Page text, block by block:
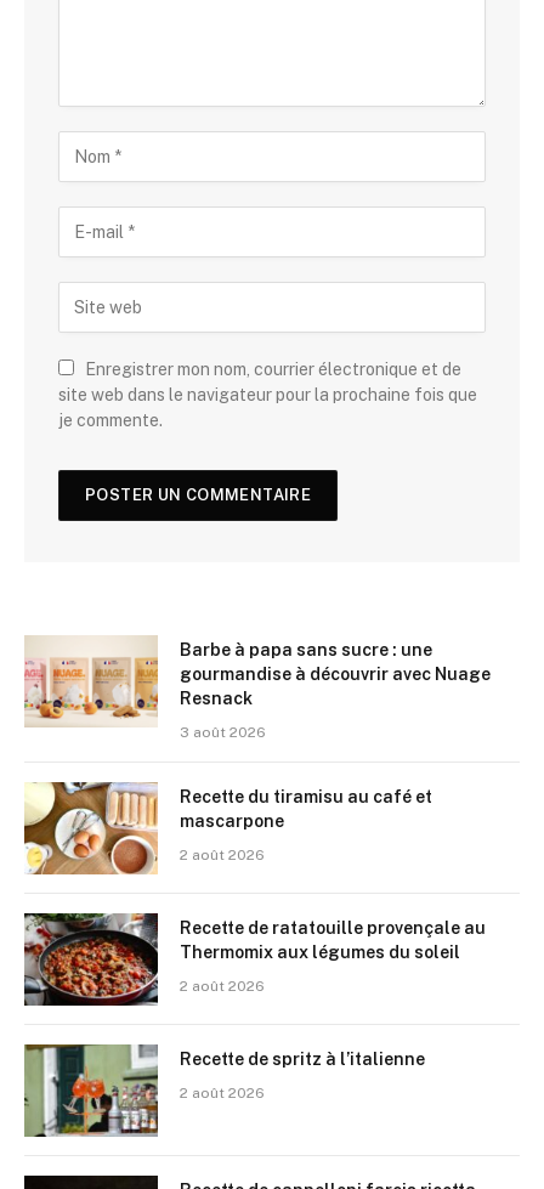
Enregistrer mon nom, courrier électronique et de
site web dans le navigateur pour la prochaine fois que
je commente.
Barbe à papa sans sucre : une
gourmandise à découvrir avec Nuage
Resnack
3 août 2026
Recette du tiramisu au café et
mascarpone
2 août 2026
Recette de ratatouille provençale au
Thermomix aux légumes du soleil
2 août 2026
Recette de spritz à l’italienne
2 août 2026